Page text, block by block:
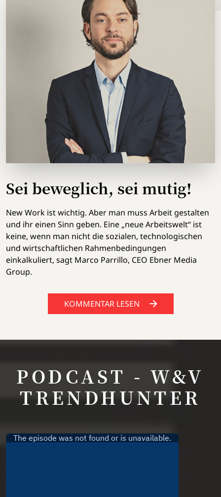
Sei beweglich, sei mutig!
New Work ist wichtig. Aber man muss Arbeit gestalten
und ihr einen Sinn geben. Eine „neue Arbeitswelt“ ist
keine, wenn man nicht die sozialen, technologischen
und wirtschaftlichen Rahmenbedingungen
einkalkuliert, sagt Marco Parrillo, CEO Ebner Media
Group.
KOMMENTAR LESEN
PODCAST - W&V
TRENDHUNTER